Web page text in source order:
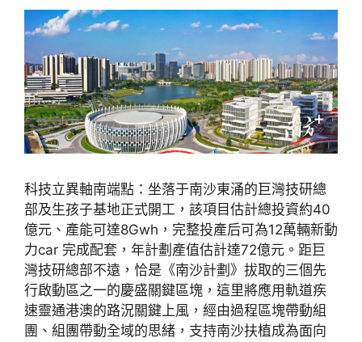
科技立異軸南端點：坐落于南沙東涌的巨灣技研總
部及生孩子基地正式開工，該項目估計總投資約40
億元、產能可達8Gwh，完整投產后可為12萬輛新動
力car 完成配套，年計劃產值估計達72億元。距巨
灣技研總部不遠，恰是《南沙計劃》拔取的三個先
行啟動區之一的慶盛關鍵區塊，這里將應用軌道疾
速靈通港澳的路況關鍵上風，經由過程區塊帶動組
團、組團帶動全域的思緒，支持南沙扶植成為面向